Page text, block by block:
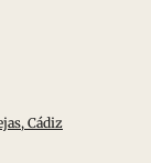
Cádiz